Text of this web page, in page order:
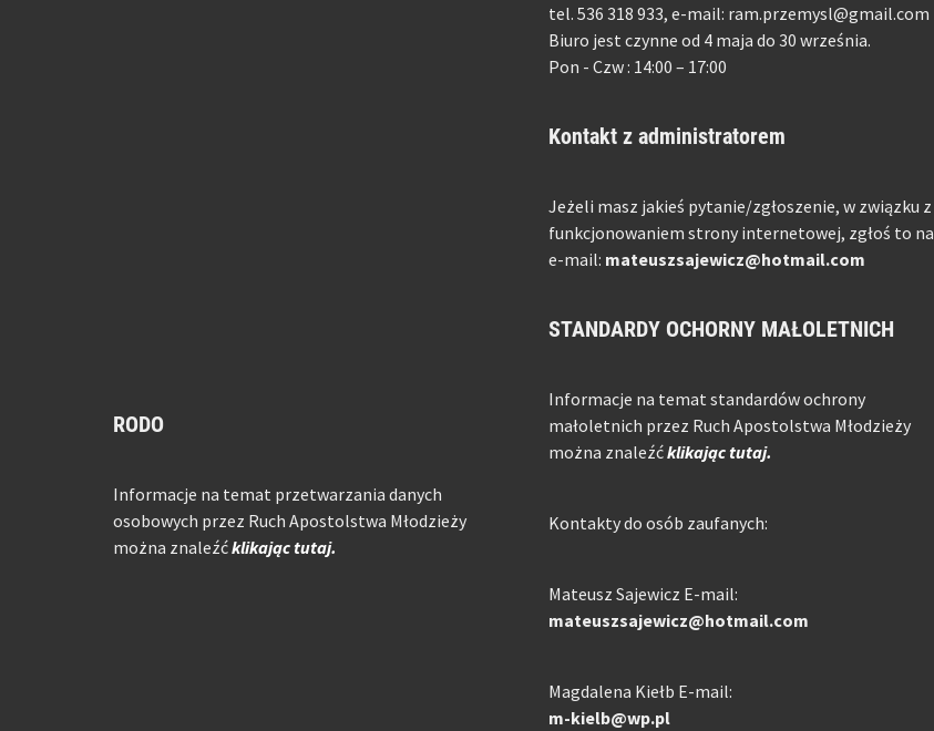
RODO
Informacje na temat przetwarzania danych
osobowych przez Ruch Apostolstwa Młodzieży
można znaleźćklikając tutaj.
tel. 536 318 933, e-mail: ram.przemysl@gmail.com
Biuro jest czynne od 4 maja do 30 września.
Pon - Czw : 14:00 – 17:00
Kontakt z administratorem
Jeżeli masz jakieś pytanie/zgłoszenie, w związku z
funkcjonowaniem strony internetowej, zgłoś to na
e-mail: mateuszsajewicz@hotmail.com
STANDARDY OCHORNY MAŁOLETNICH
Informacje na temat standardów ochrony
małoletnich przez Ruch Apostolstwa Młodzieży
można znaleźćklikając tutaj.
Kontakty do osób zaufanych:
Mateusz Sajewicz E-mail:
mateuszsajewicz@hotmail.com
Magdalena Kiełb E-mail:
m-kielb@wp.pl